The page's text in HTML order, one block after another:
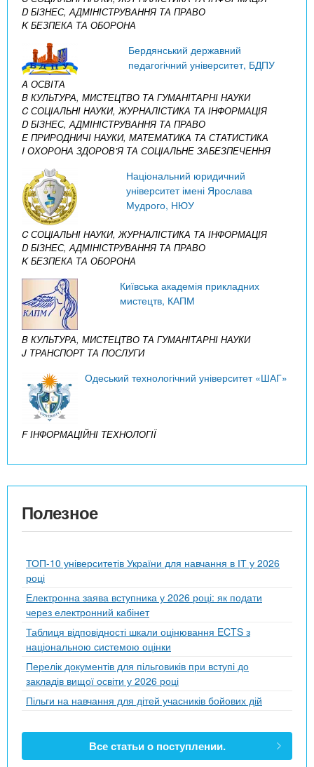
D БІЗНЕС, АДМІНІСТРУВАННЯ ТА ПРАВО
K БЕЗПЕКА ТА ОБОРОНА
Бердянський державний
педагогічний університет, БДПУ
A ОСВІТА
B КУЛЬТУРА, МИСТЕЦТВО ТА ГУМАНІТАРНІ НАУКИ
C СОЦІАЛЬНІ НАУКИ, ЖУРНАЛІСТИКА ТА ІНФОРМАЦІЯ
D БІЗНЕС, АДМІНІСТРУВАННЯ ТА ПРАВО
E ПРИРОДНИЧІ НАУКИ, МАТЕМАТИКА ТА СТАТИСТИКА
I ОХОРОНА ЗДОРОВ’Я ТА СОЦІАЛЬНЕ ЗАБЕЗПЕЧЕННЯ
Національний юридичний
університет імені Ярослава
Мудрого, НЮУ
C СОЦІАЛЬНІ НАУКИ, ЖУРНАЛІСТИКА ТА ІНФОРМАЦІЯ
D БІЗНЕС, АДМІНІСТРУВАННЯ ТА ПРАВО
K БЕЗПЕКА ТА ОБОРОНА
Київська академія прикладних
мистецтв, КАПМ
B КУЛЬТУРА, МИСТЕЦТВО ТА ГУМАНІТАРНІ НАУКИ
J ТРАНСПОРТ ТА ПОСЛУГИ
Одеський технологічний університет «ШАГ»
F ІНФОРМАЦІЙНІ ТЕХНОЛОГІЇ
Полезное
ТОП-10 університетів України для навчання в ІТ у 2026
році
Електронна заява вступника у 2026 році: як подати
через електронний кабінет
Таблиця відповідності шкали оцінювання ECTS з
національною системою оцінки
Перелік документів для пільговиків при вступі до
закладів вищої освіти у 2026 році
Пільги на навчання для дітей учасників бойових дій
Все статьи о поступлении.